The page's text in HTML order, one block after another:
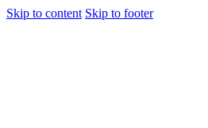
Skip to content Skip to footer